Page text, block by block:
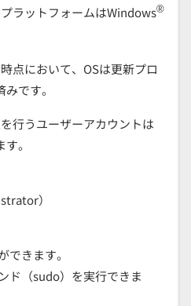
プラットフォームはWindows®
点において、 OSは更新プロ
です。
行うユーザーアカウントは
。
）
できます。
ド（sudo）を実行できま